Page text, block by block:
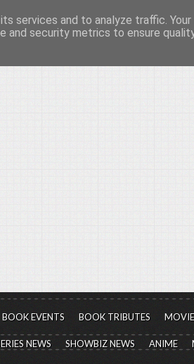
σε κάθε του μορφή και
BOOK EVENTS BOOK TRIBUTES
NEWS SHOWBIZ NEWS ANIME
services and to analyze traffic.
and security metrics to ensure